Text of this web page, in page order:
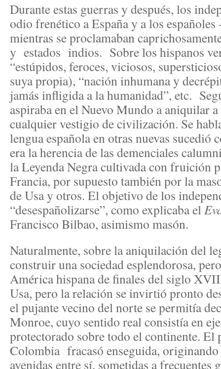
Durante estas guerras y después, los
odio frenético a España y a los
mientras se proclamaban
y estados indios. Sobre los hispanos
“estúpidos, feroces, viciosos,
suya propia), “nación inhumana y
jamás infligida a la humanidad”, etc.
aspiraba en el Nuevo Mundo a aniquilar
cualquier vestigio de civilización. Se
lengua española en otras nuevas sucedió
era la herencia de las demenciales
la Leyenda Negra cultivada con fruición
Francia, por supuesto también por la
de Usa y otros. El objetivo de los
“desespañolizarse”, como explicaba el
Francisco Bilbao, asimismo masón.
Naturalmente, sobre la aniquilación del
construir una sociedad esplendorosa,
América hispana de finales del siglo
Usa, pero la relación se invirtió pronto
el pujante vecino del norte se permitía
Monroe, cuyo sentido real consistía en
protectorado sobre todo el continente. El
Colombia fracasó enseguida, originando
avenidas entre sí, sometidas a frecuentes